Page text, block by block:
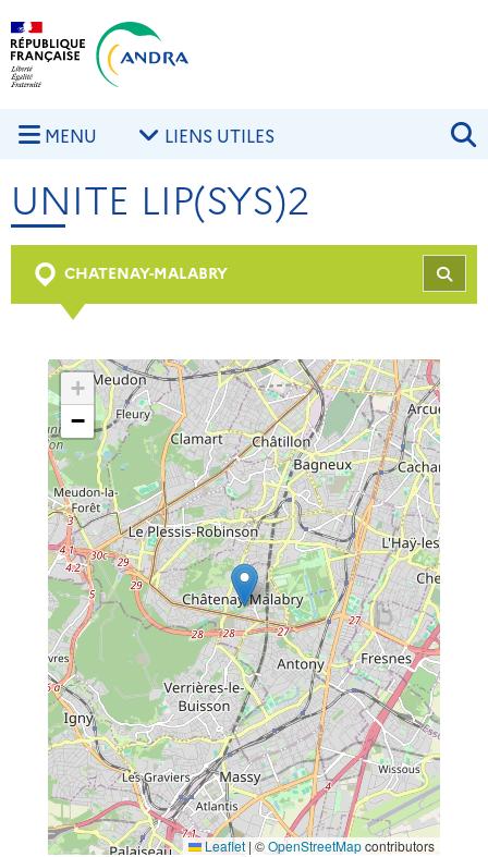
Aller au contenu principal
MENU LIENS UTILES
UNITE LIP(SYS)2
CHATENAY-MALABRY
+
−
Leaflet | ©OpenStreetMapcontributors